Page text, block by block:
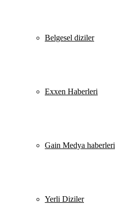
Belgesel diziler
Exxen Haberleri
Gain Medya haberleri
Yerli Diziler